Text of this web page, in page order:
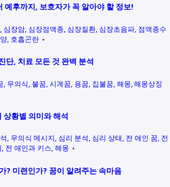
예후까지, 보호자가 꼭 알아야 할 정보!
심장암 심장점액종 심장질환 심장초음파 점액종수
호흡곤란
단, 치료 모든 것 완벽 분석
무의식 불꿈 시계꿈 용꿈 집불꿈 해몽 해몽상징
상황별 의미와 해석
무의식 메시지 심리 분석 심리 상태 전 애인 꿈 전
전 애인과 키스 해몽
? 미련인가? 꿈이 알려주는 속마음